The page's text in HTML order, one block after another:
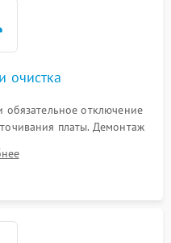
₽
₽
очистка
обязательное отключение
платы. Демонтаж
чипов.